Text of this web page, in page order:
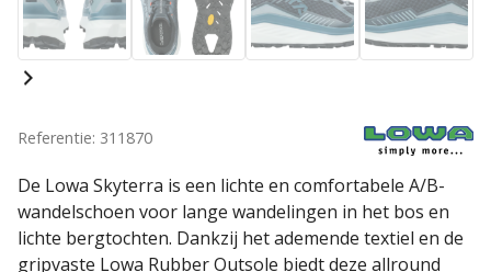
Referentie: 311870
De Lowa Skyterra is een lichte en comfortabele A/B-
wandelschoen voor lange wandelingen in het bos en
lichte bergtochten. Dankzij het ademende textiel en de
gripvaste Lowa Rubber Outsole biedt deze allround